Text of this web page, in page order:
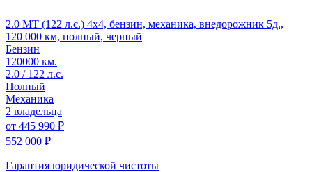
2.0 MT (122 л.с.) 4x4, бензин, механика, внедорожник 5д.,
120 000 км, полный, черный
Бензин
120000 км.
2.0 / 122 л.с.
Полный
Механика
2 владельца
от 445 990 ₽
552 000 ₽
Гарантия юридической чистоты